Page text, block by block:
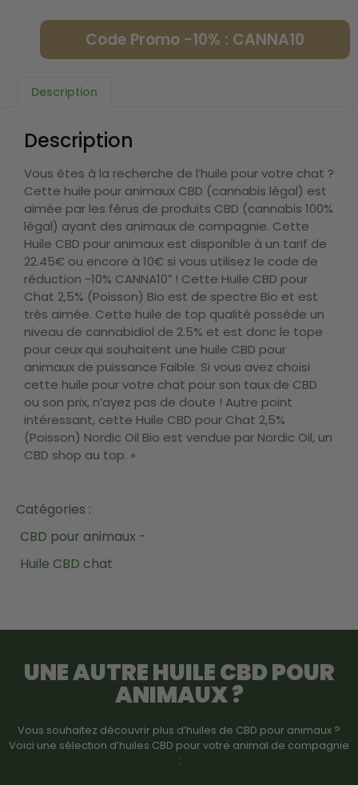
Code Promo -10% : CANNA10
Description
Description
Vous êtes à la recherche de l’huile pour votre chat ?
Cette huile pour animaux CBD (cannabis légal) est
aimée par les férus de produits CBD (cannabis 100%
légal) ayant des animaux de compagnie. Cette
Huile CBD pour animaux est disponible à un tarif de
22.45€ ou encore à 10€ si vous utilisez le code de
réduction -10% CANNA10″ ! Cette Huile CBD pour
Chat 2,5% (Poisson) Bio est de spectre Bio et est
très aimée. Cette huile de top qualité possède un
niveau de cannabidiol de 2.5% et est donc le tope
pour ceux qui souhaitent une huile CBD pour
animaux de puissance Faible. Si vous avez choisi
cette huile pour votre chat pour son taux de CBD
ou son prix, n’ayez pas de doute ! Autre point
intéressant, cette Huile CBD pour Chat 2,5%
(Poisson) Nordic Oil Bio est vendue par Nordic Oil, un
CBD shop au top. »
Catégories :
CBD pour animaux -
Huile CBD chat
UNE AUTREHUILE CBD POUR
ANIMAUX?
Vous souhaitez découvrir plus d’huiles de CBD pour animaux ?
Voici une sélection d’huiles CBD pour votre animal de compagnie
: